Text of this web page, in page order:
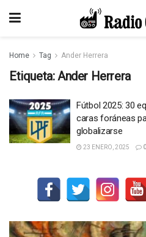
Home Tag Ander Herrera
Etiqueta:Ander Herrera
Fútbol 2025: 30
caras foráneas
globalizarse
23 ENERO, 2025 0